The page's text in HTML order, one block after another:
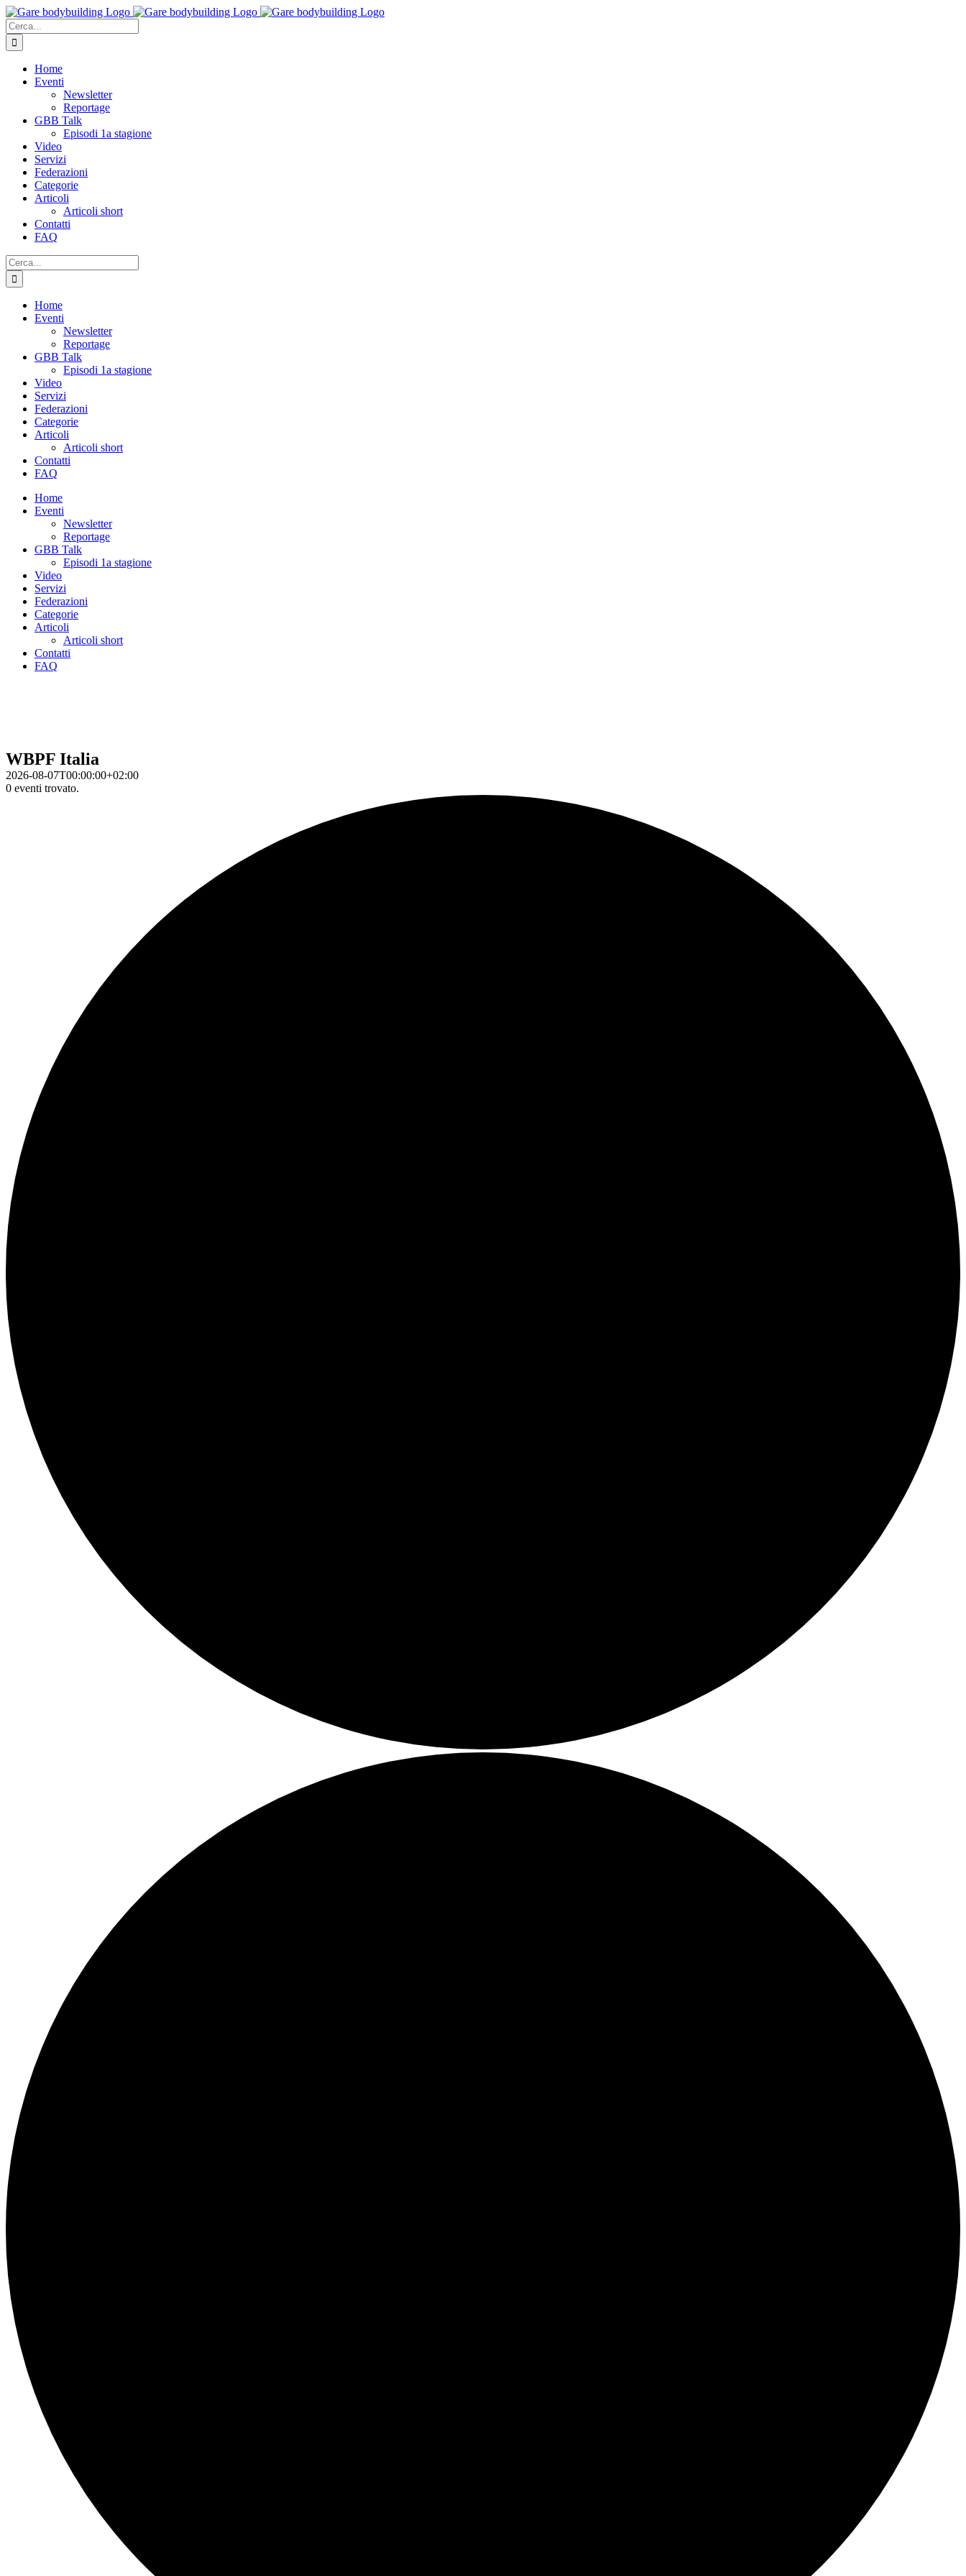
Salta
al
contenuto
Cerca
per:
Home
Eventi
Newsletter
Reportage
GBB Talk
Episodi 1a stagione
Video
Servizi
Federazioni
Categorie
Articoli
Articoli short
Contatti
FAQ
Cerca
per:
Home
Eventi
Newsletter
Reportage
GBB Talk
Episodi 1a stagione
Video
Servizi
Federazioni
Categorie
Articoli
Articoli short
Contatti
FAQ
Home
Eventi
Newsletter
Reportage
GBB Talk
Episodi 1a stagione
Video
Servizi
Federazioni
Categorie
Articoli
Articoli short
Contatti
FAQ
WBPF Italia
2026-08-07T00:00:00+02:00
0 eventi trovato.